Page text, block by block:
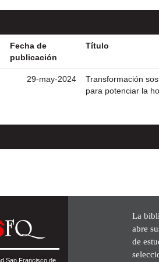
Fecha de
publicación
Título
29-may-2024
Transformación
para potenciar la
San Francisco de
La
abre
de